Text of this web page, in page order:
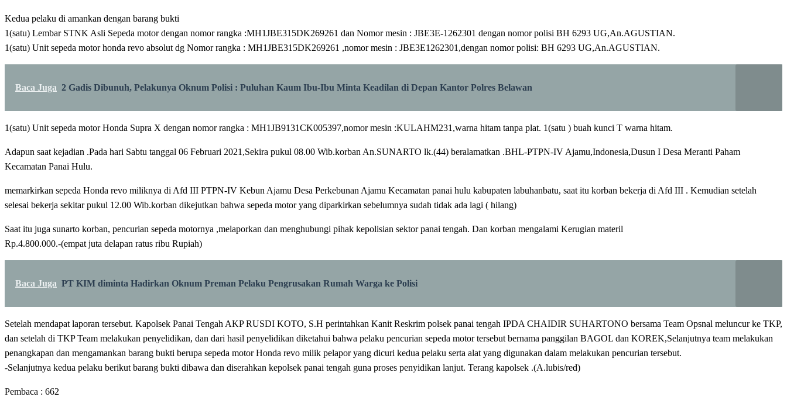
Kedua pelaku di amankan dengan barang bukti
1(satu) Lembar STNK Asli Sepeda motor dengan nomor rangka :MH1JBE315DK269261 dan Nomor mesin : JBE3E-1262301 dengan nomor polisi BH 6293 UG,An.AGUSTIAN.
1(satu) Unit sepeda motor honda revo absolut dg Nomor rangka : MH1JBE315DK269261 ,nomor mesin : JBE3E1262301,dengan nomor polisi: BH 6293 UG,An.AGUSTIAN.
Baca Juga 2 Gadis Dibunuh, Pelakunya Oknum Polisi : Puluhan Kaum Ibu-Ibu Minta Keadilan di Depan Kantor Polres Belawan
1(satu) Unit sepeda motor Honda Supra X dengan nomor rangka : MH1JB9131CK005397,nomor mesin :KULAHM231,warna hitam tanpa plat. 1(satu ) buah kunci T warna hitam.
Adapun saat kejadian .Pada hari Sabtu tanggal 06 Februari 2021,Sekira pukul 08.00 Wib.korban An.SUNARTO lk.(44) beralamatkan .BHL-PTPN-IV Ajamu,Indonesia,Dusun I Desa Meranti Paham
Kecamatan Panai Hulu.
memarkirkan sepeda Honda revo miliknya di Afd III PTPN-IV Kebun Ajamu Desa Perkebunan Ajamu Kecamatan panai hulu kabupaten labuhanbatu, saat itu korban bekerja di Afd III . Kemudian setelah
selesai bekerja sekitar pukul 12.00 Wib.korban dikejutkan bahwa sepeda motor yang diparkirkan sebelumnya sudah tidak ada lagi ( hilang)
Saat itu juga sunarto korban, pencurian sepeda motornya ,melaporkan dan menghubungi pihak kepolisian sektor panai tengah. Dan korban mengalami Kerugian materil
Rp.4.800.000.-(empat juta delapan ratus ribu Rupiah)
Baca Juga PT KIM diminta Hadirkan Oknum Preman Pelaku Pengrusakan Rumah Warga ke Polisi
Setelah mendapat laporan tersebut. Kapolsek Panai Tengah AKP RUSDI KOTO, S.H perintahkan Kanit Reskrim polsek panai tengah IPDA CHAIDIR SUHARTONO bersama Team Opsnal meluncur ke TKP,
dan setelah di TKP Team melakukan penyelidikan, dan dari hasil penyelidikan diketahui bahwa pelaku pencurian sepeda motor tersebut bernama panggilan BAGOL dan KOREK,Selanjutnya team melakukan
penangkapan dan mengamankan barang bukti berupa sepeda motor Honda revo milik pelapor yang dicuri kedua pelaku serta alat yang digunakan dalam melakukan pencurian tersebut.
-Selanjutnya kedua pelaku berikut barang bukti dibawa dan diserahkan kepolsek panai tengah guna proses penyidikan lanjut. Terang kapolsek .(A.lubis/red)
Pembaca : 662